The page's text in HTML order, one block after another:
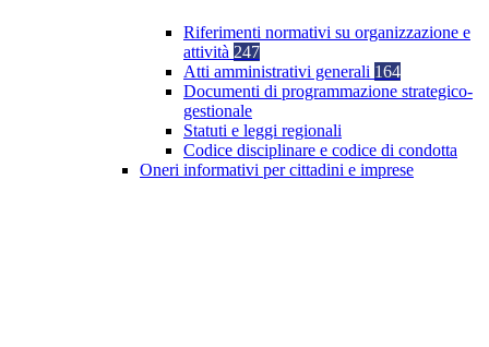
Riferimenti normativi su organizzazione e
attività 247
Atti amministrativi generali 164
Documenti di programmazione strategico-
gestionale
Statuti e leggi regionali
Codice disciplinare e codice di condotta
Oneri informativi per cittadini e imprese